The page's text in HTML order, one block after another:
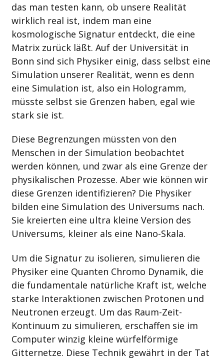
das man testen kann, ob unsere Realität
wirklich real ist, indem man eine
kosmologische Signatur entdeckt, die eine
Matrix zurück läßt. Auf der Universität in
Bonn sind sich Physiker einig, dass selbst eine
Simulation unserer Realität, wenn es denn
eine Simulation ist, also ein Hologramm,
müsste selbst sie Grenzen haben, egal wie
stark sie ist.
Diese Begrenzungen müssten von den
Menschen in der Simulation beobachtet
werden können, und zwar als eine Grenze der
physikalischen Prozesse. Aber wie können wir
diese Grenzen identifizieren? Die Physiker
bilden eine Simulation des Universums nach.
Sie kreierten eine ultra kleine Version des
Universums, kleiner als eine Nano-Skala.
Um die Signatur zu isolieren, simulieren die
Physiker eine Quanten Chromo Dynamik, die
die fundamentale natürliche Kraft ist, welche
starke Interaktionen zwischen Protonen und
Neutronen erzeugt. Um das Raum-Zeit-
Kontinuum zu simulieren, erschaffen sie im
Computer winzig kleine würfelförmige
Gitternetze. Diese Technik gewährt in der Tat